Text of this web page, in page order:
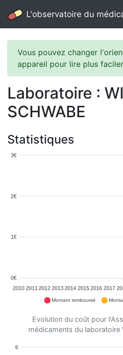
L'observatoire du
Vous pouvez changer
appareil pour lire plus
Laboratoire :
SCHWABE
Statistiques
3€
2€
1€
0€
2010 2011 2012 2013 2014 2015 2016 2017
Montant remboursé
Evolution du coût pour
médicaments du laboratoire
6